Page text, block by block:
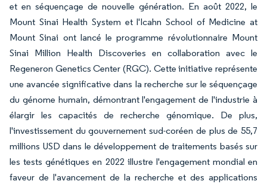
et en séquençage de nouvelle génération. En août 2022, le
Mount Sinai Health System et l'Icahn School of Medicine at
Mount Sinai ont lancé le programme révolutionnaire Mount
Sinai Million Health Discoveries en collaboration avec le
Regeneron Genetics Center (RGC). Cette initiative représente
une avancée significative dans la recherche sur le séquençage
du génome humain, démontrant l'engagement de l'industrie à
élargir les capacités de recherche génomique. De plus,
l'investissement du gouvernement sud-coréen de plus de 55,7
millions USD dans le développement de traitements basés sur
les tests génétiques en 2022 illustre l'engagement mondial en
faveur de l'avancement de la recherche et des applications